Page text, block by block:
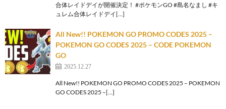
合体レイドデイが開催決定！ #ポケモンGO #島名なまし #キ
ュレム合体レイドデイ[…]
All New!! POKEMON GO PROMO CODES 2025 –
POKEMON GO CODES 2025 – CODE POKEMON
GO
2025.12.27
All New!! POKEMON GO PROMO CODES 2025 – POKEMON
GO CODES 2025 –[…]